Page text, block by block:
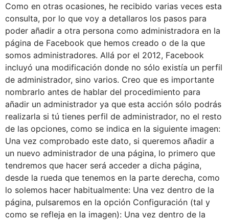
Como en otras ocasiones, he recibido varias veces esta
consulta, por lo que voy a detallaros los pasos para
poder añadir a otra persona como administradora en la
página de Facebook que hemos creado o de la que
somos administradores. Allá por el 2012, Facebook
incluyó una modificación donde no sólo existía un perfil
de administrador, sino varios. Creo que es importante
nombrarlo antes de hablar del procedimiento para
añadir un administrador ya que esta acción sólo podrás
realizarla si tú tienes perfil de administrador, no el resto
de las opciones, como se indica en la siguiente imagen:
Una vez comprobado este dato, si queremos añadir a
un nuevo administrador de una página, lo primero que
tendremos que hacer será acceder a dicha página,
desde la rueda que tenemos en la parte derecha, como
lo solemos hacer habitualmente: Una vez dentro de la
página, pulsaremos en la opción Configuración (tal y
como se refleja en la imagen): Una vez dentro de la